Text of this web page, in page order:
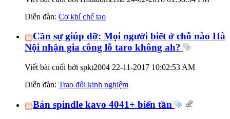
Diễn đàn: Cơ khí chế tạo
Cần sự giúp đỡ: Mọi người biết ở chỗ nào Hà
Nội nhận gia công lỗ taro không ah?
Viết bài cuối bởi spkt2004 22-11-2017 10:02:53 AM
Diễn đàn: Trao đổi kinh nghiệm
Bán spindle kavo 4041+ biến tần